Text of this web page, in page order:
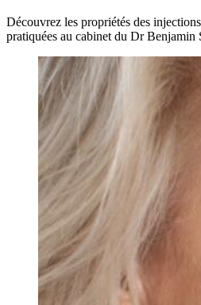
Découvrez les propriétés des
pratiquées au cabinet du Dr Benjamin